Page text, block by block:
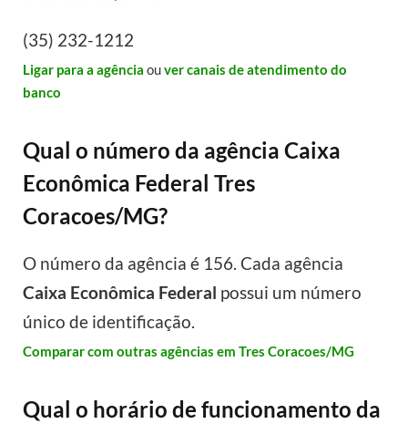
(35) 232-1212
Ligar para a agência ouver canais de atendimento do
banco
Qual o número da agência Caixa
Econômica Federal Tres
Coracoes/MG?
O número da agência é 156. Cada agência
Caixa Econômica Federal possui um número
único de identificação.
Comparar com outras agências em Tres Coracoes/MG
Qual o horário de funcionamento da